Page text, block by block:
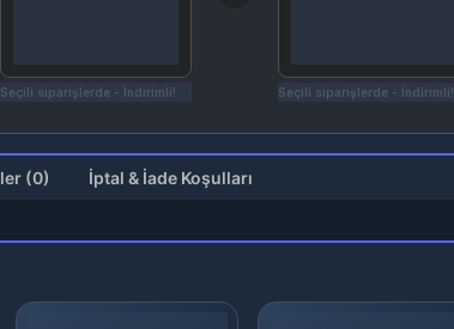
Seçili siparişlerde - İndirimli! Seçili siparişlerde - İndirimli!
Değerlendirmeler (0) İptal & İade Koşulları